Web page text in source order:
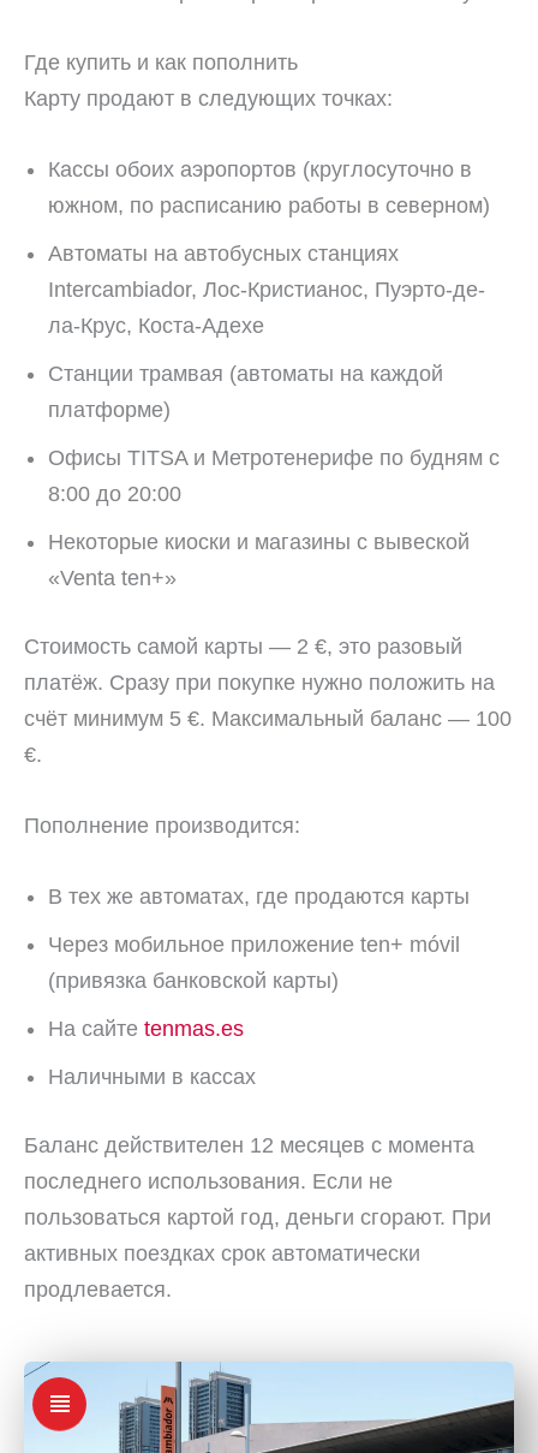
Где купить и как пополнить
Карту продают в следующих точках:
Кассы обоих аэропортов (круглосуточно в
южном, по расписанию работы в северном)
Автоматы на автобусных станциях
Intercambiador, Лос-Кристианос, Пуэрто-де-
ла-Крус, Коста-Адехе
Станции трамвая (автоматы на каждой
платформе)
Офисы TITSA и Метротенерифе по будням с
8:00 до 20:00
Некоторые киоски и магазины с вывеской
«Venta ten+»
Стоимость самой карты — 2 €, это разовый
платёж. Сразу при покупке нужно положить на
счёт минимум 5 €. Максимальный баланс — 100
€.
Пополнение производится:
В тех же автоматах, где продаются карты
Через мобильное приложение ten+ móvil
(привязка банковской карты)
На сайте tenmas.es
Наличными в кассах
Баланс действителен 12 месяцев с момента
последнего использования. Если не
пользоваться картой год, деньги сгорают. При
активных поездках срок автоматически
продлевается.